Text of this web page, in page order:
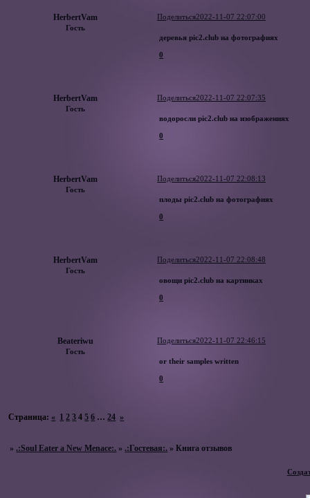
Поделиться2022-11-07 22:07:00
HerbertVam
Гость
деревья pic2.club на фотографиях
0
Поделиться2022-11-07 22:07:35
HerbertVam
Гость
водоросли pic2.club на изображениях
0
Поделиться2022-11-07 22:08:13
HerbertVam
Гость
плоды pic2.club на фотографиях
0
Поделиться2022-11-07 22:08:48
HerbertVam
Гость
овощи pic2.club на картинках
0
Поделиться2022-11-07 22:46:15
Beateriwu
Гость
or their samples written
0
Страница: « 1 2 3 4 5 6 … 24 »
» .:Soul Eater a New Menace:. » .:Гостевая:. »Книга отзывов